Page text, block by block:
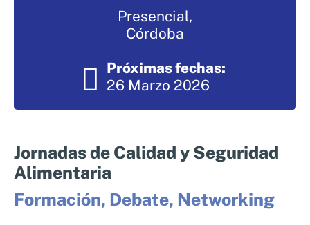
Sistemas de exportación SAE
Asesoramiento en Normativa Internacional
Consultoría Seguridad Alimentaria
Presencial,
Córdoba
Próximas fechas:
26 Marzo 2026
Jornadas de Calidad y Seguridad
Alimentaria
Formación, Debate, Networking